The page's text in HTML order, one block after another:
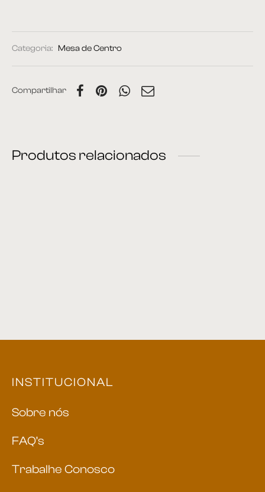
Categoria: Mesa de Centro
Compartilhar
Produtos relacionados
INSTITUCIONAL
Sobre nós
FAQ’s
Trabalhe Conosco